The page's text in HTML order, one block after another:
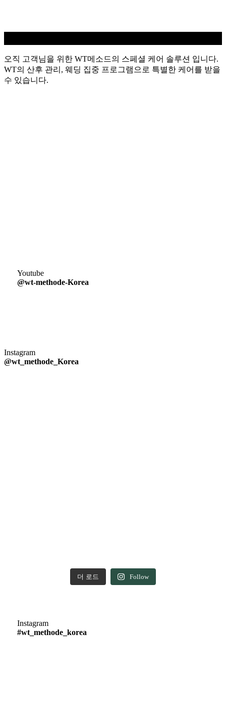
오직 고객님을 위한 WT메소드의 스페셜 케어 솔루션 입니다.
WT의 산후 관리, 웨딩 집중 프로그램으로 특별한 케어를 받을
수 있습니다.
Youtube
@wt-methode-Korea
Instagram
@wt_methode_Korea
더 로드 Follow
Instagram
#wt_methode_korea